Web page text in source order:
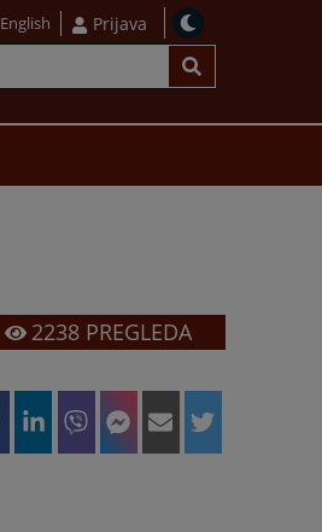
English Prijava
2238PREGLEDA